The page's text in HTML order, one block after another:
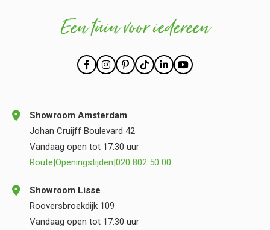
Een tuin voor iedereen
Showroom Amsterdam
Johan Cruijff Boulevard 42
Vandaag open tot 17:30 uur
Route|Openingstijden|020 802 50 00
Showroom Lisse
Rooversbroekdijk 109
Vandaag open tot 17:30 uur